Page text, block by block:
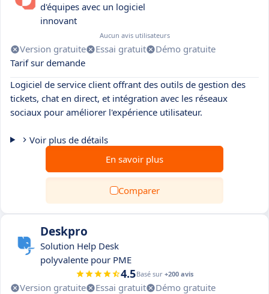
d'équipes avec un logiciel
innovant
Aucun avis utilisateurs
Version gratuite Essai gratuit
Démo gratuite
Tarif sur demande
Logiciel de service client offrant des outils de gestion des
tickets, chat en direct, et intégration avec les réseaux
sociaux pour améliorer l'expérience utilisateur.
Voir plus de détails
En savoir plus
Comparer
Deskpro
Solution Help Desk
polyvalente pour PME
4.5Basé sur +200 avis
Version gratuite Essai gratuit
Démo gratuite